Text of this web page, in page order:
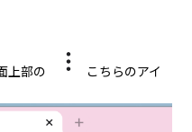
上部の
こちらのアイ